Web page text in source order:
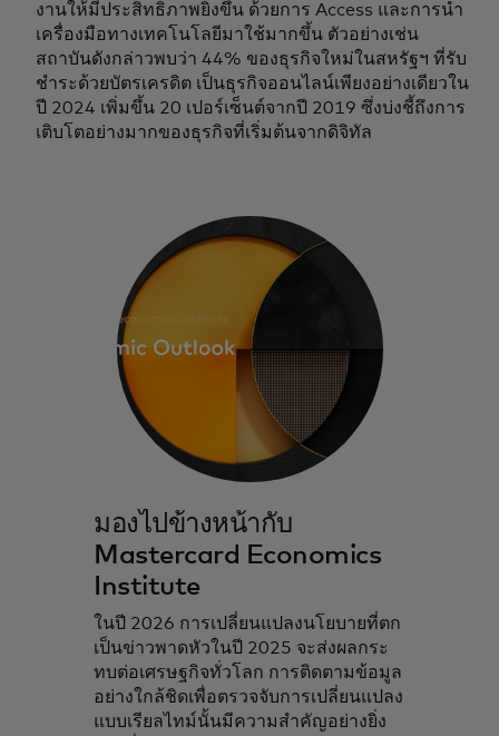
งานให้มีประสิทธิภาพยิ่งขึ้น ด้วยการ Access และการนำ
เครื่องมือทางเทคโนโลยีมาใช้มากขึ้น ตัวอย่างเช่น
สถาบันดังกล่าวพบว่า 44% ของธุรกิจใหม่ในสหรัฐฯ ที่รับ
ชำระด้วยบัตรเครดิต เป็นธุรกิจออนไลน์เพียงอย่างเดียวใน
ปี 2024 เพิ่มขึ้น 20 เปอร์เซ็นต์จากปี 2019 ซึ่งบ่งชี้ถึงการ
เติบโตอย่างมากของธุรกิจที่เริ่มต้นจากดิจิทัล
มองไปข้างหน้ากับ
Mastercard Economics
Institute
ในปี 2026 การเปลี่ยนแปลงนโยบายที่ตก
เป็นข่าวพาดหัวในปี 2025 จะส่งผลกระ
ทบต่อเศรษฐกิจทั่วโลก การติดตามข้อมูล
อย่างใกล้ชิดเพื่อตรวจจับการเปลี่ยนแปลง
แบบเรียลไทม์นั้นมีความสำคัญอย่างยิ่ง